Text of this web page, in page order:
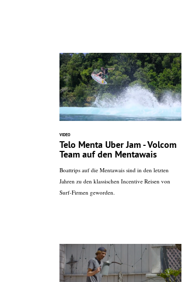
VIDEO
Telo Menta Uber Jam - Volcom
Team auf den Mentawais
Boattrips auf die Mentawais sind in den letzten
Jahren zu den klassischen Incentive Reisen von
Surf-Firmen geworden.